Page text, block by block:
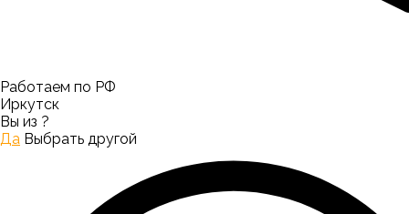
Работаем по РФ
Иркутск
Вы из ?
Да Выбрать другой